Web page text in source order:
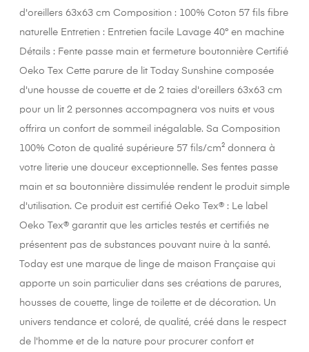
d'oreillers 63x63 cm Composition : 100% Coton 57 fils fibre
naturelle Entretien : Entretien facile Lavage 40° en machine
Détails : Fente passe main et fermeture boutonnière Certifié
Oeko Tex Cette parure de lit Today Sunshine composée
d'une housse de couette et de 2 taies d'oreillers 63x63 cm
pour un lit 2 personnes accompagnera vos nuits et vous
offrira un confort de sommeil inégalable. Sa Composition
100% Coton de qualité supérieure 57 fils/cm² donnera à
votre literie une douceur exceptionnelle. Ses fentes passe
main et sa boutonnière dissimulée rendent le produit simple
d'utilisation. Ce produit est certifié Oeko Tex® : Le label
Oeko Tex® garantit que les articles testés et certifiés ne
présentent pas de substances pouvant nuire à la santé.
Today est une marque de linge de maison Française qui
apporte un soin particulier dans ses créations de parures,
housses de couette, linge de toilette et de décoration. Un
univers tendance et coloré, de qualité, créé dans le respect
de l'homme et de la nature pour procurer confort et